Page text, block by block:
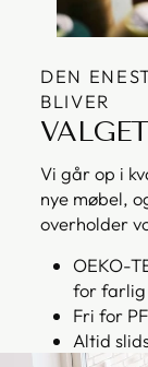
DEN
BLIVER
Vi går op i
nye møbel,
overholder
OEKO-
for farlig
Fri for
Altid